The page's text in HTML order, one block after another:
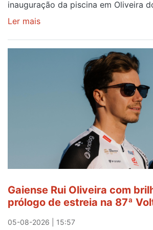
inauguração da piscina em Oliveira
Ler mais
no
Gaiense Rui Oliveira com
prólogo de estreia na 87ª
05-08-2026 | 15:57